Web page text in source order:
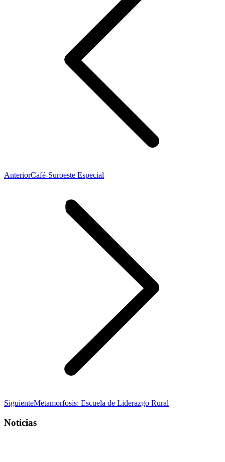
AnteriorPublicación
Café-Suroeste Especial
SiguientePublicación
Metamorfosis: Escuela de Liderazgo Rural
Noticias